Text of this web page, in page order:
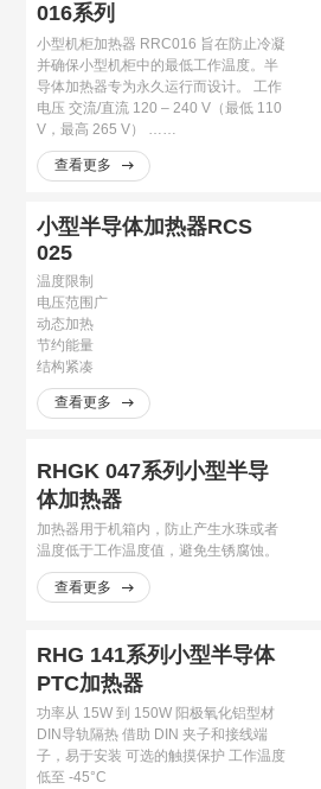
016系列
小型机柜加热器 RRC016 旨在防止冷凝
并确保小型机柜中的最低工作温度。半
导体加热器专为永久运行而设计。 工作
电压 交流/直流 120 – 240 V（最低 110
V，最高 265 V） ……
查看更多
小型半导体加热器RCS
025
温度限制
电压范围广
动态加热
节约能量
结构紧凑
查看更多
RHGK 047系列小型半导
体加热器
加热器用于机箱内，防止产生水珠或者
温度低于工作温度值，避免生锈腐蚀。
查看更多
RHG 141系列小型半导体
PTC加热器
功率从 15W 到 150W 阳极氧化铝型材
DIN导轨隔热 借助 DIN 夹子和接线端
子，易于安装 可选的触摸保护 工作温度
低至 -45°C